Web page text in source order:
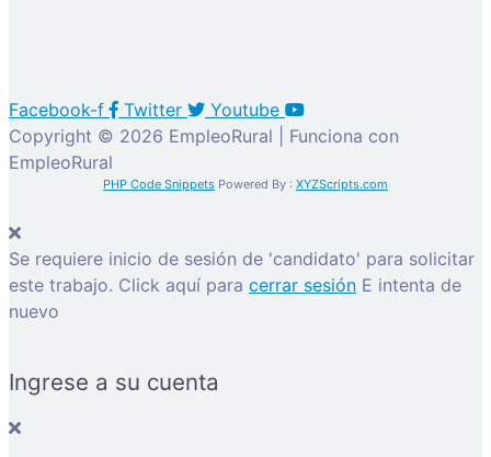
Facebook-f Twitter
Youtube
Copyright © 2026 EmpleoRural | Funciona con
EmpleoRural
PHP Code Snippets Powered By : XYZScripts.com
Se requiere inicio de sesión de 'candidato' para solicitar
este trabajo. Click aquí para cerrar sesión E intenta de
nuevo
Ingrese a su cuenta